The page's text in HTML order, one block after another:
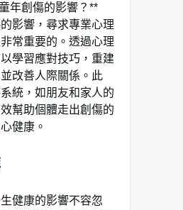
年創傷的影響？**
影響，尋求專業心理
常重要的。透過心理
學習應對技巧，重建
改善人際關係。此
統，如朋友和家人的
幫助個體走出創傷的
健康。
健康的影響不容忽